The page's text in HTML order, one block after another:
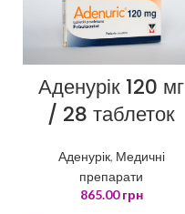
Аденурік 120 мг
/ 28 таблеток
Аденурік, Медичні
препарати
865.00грн